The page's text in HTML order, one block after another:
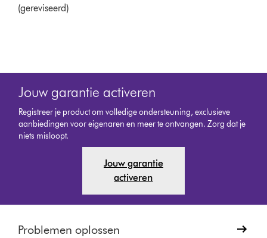
(gereviseerd)
Jouw garantie activeren
Registreer je product om volledige ondersteuning, exclusieve
aanbiedingen voor eigenaren en meer te ontvangen. Zorg dat je
niets misloopt.
Jouw garantie
activeren
Problemen oplossen